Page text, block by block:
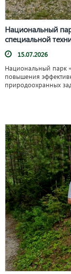
Национальный
специальной
15.07.2026
Национальный парк
повышения
природоохранных